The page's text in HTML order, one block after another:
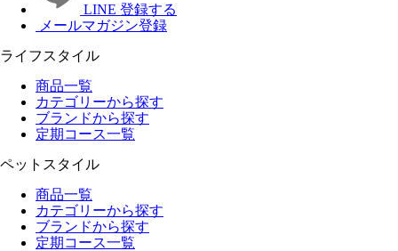
LINE 登録する
メールマガジン登録
ライフスタイル
商品一覧
カテゴリーから探す
ブランドから探す
定期コース一覧
ペットスタイル
商品一覧
カテゴリーから探す
ブランドから探す
定期コース一覧